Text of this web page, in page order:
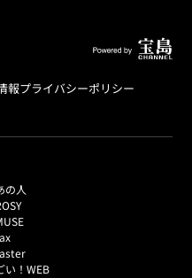
報プライバシーポリシー
の人
い！WEB